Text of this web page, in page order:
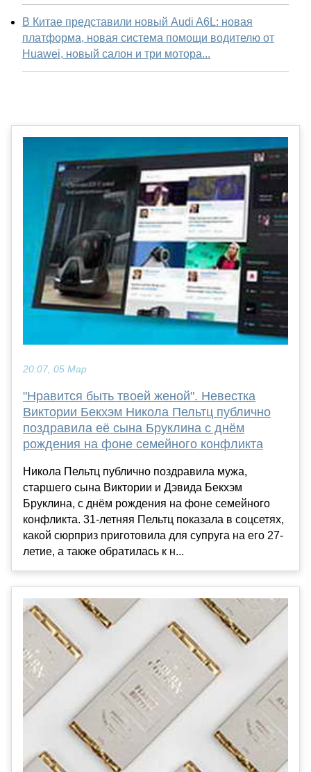
В Китае представили новый Audi A6L: новая
платформа, новая система помощи водителю от
Huawei, новый салон и три мотора...
20:07, 05 Мар
"Нравится быть твоей женой". Невестка
Виктории Бекхэм Никола Пельтц публично
поздравила её сына Бруклина с днём
рождения на фоне семейного конфликта
Никола Пельтц публично поздравила мужа,
старшего сына Виктории и Дэвида Бекхэм
Бруклина, с днём рождения на фоне семейного
конфликта. 31-летняя Пельтц показала в соцсетях,
какой сюрприз приготовила для супруга на его 27-
летие, а также обратилась к н...